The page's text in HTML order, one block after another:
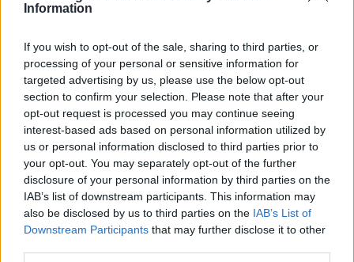
Information
If you wish to opt-out of the sale, sharing to third parties, or
processing of your personal or sensitive information for
targeted advertising by us, please use the below opt-out
section to confirm your selection. Please note that after your
opt-out request is processed you may continue seeing
interest-based ads based on personal information utilized by
us or personal information disclosed to third parties prior to
your opt-out. You may separately opt-out of the further
disclosure of your personal information by third parties on the
IAB’s list of downstream participants. This information may
also be disclosed by us to third parties on the IAB’s List of
Downstream Participants that may further disclose it to other